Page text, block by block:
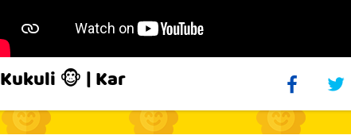
Kukuli 🐵 | Kar